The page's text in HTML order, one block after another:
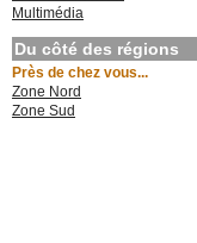
Multimédia
Du côté des régions
Près de chez vous...
Zone Nord
Zone Sud